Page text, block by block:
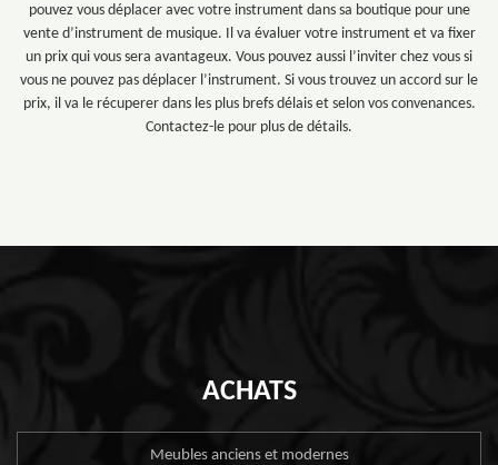
pouvez vous déplacer avec votre instrument dans sa boutique pour une
vente d’instrument de musique. Il va évaluer votre instrument et va fixer
un prix qui vous sera avantageux. Vous pouvez aussi l’inviter chez vous si
vous ne pouvez pas déplacer l’instrument. Si vous trouvez un accord sur le
prix, il va le récuperer dans les plus brefs délais et selon vos convenances.
Contactez-le pour plus de détails.
ACHATS
Meubles anciens et modernes